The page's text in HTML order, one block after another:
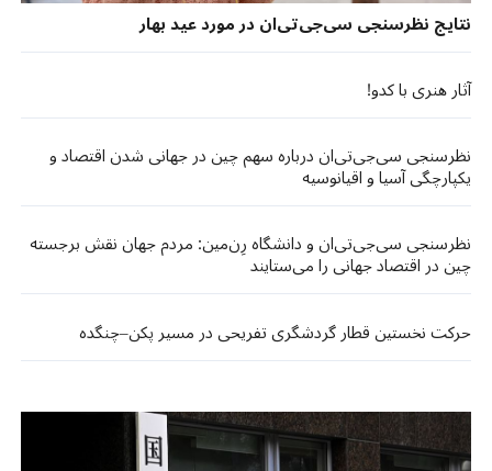
نتایج نظرسنجی سی‌جی‌تی‌ان در مورد عید بهار
آثار هنری با کدو!
نظرسنجی سی‌جی‌تی‌ان درباره سهم چین در جهانی شدن اقتصاد و
یکپارچگی آسیا و اقیانوسیه
نظرسنجی سی‌جی‌تی‌ان و دانشگاه رِن‌مین: مردم جهان نقش برجسته
چین در اقتصاد جهانی را می‌ستایند
حرکت نخستین قطار گردشگری تفریحی در مسیر پکن–چنگده